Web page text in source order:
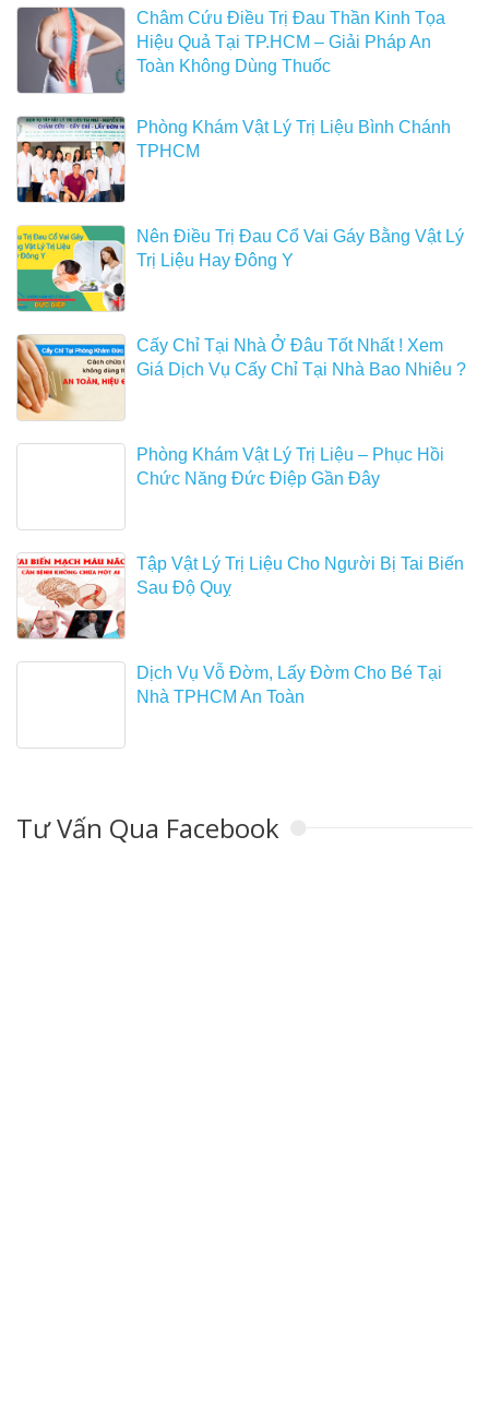
Châm Cứu Điều Trị Đau Thần Kinh Tọa
Hiệu Quả Tại TP.HCM – Giải Pháp An
Toàn Không Dùng Thuốc
Phòng Khám Vật Lý Trị Liệu Bình Chánh
TPHCM
Nên Điều Trị Đau Cổ Vai Gáy Bằng Vật Lý
Trị Liệu Hay Đông Y
Cấy Chỉ Tại Nhà Ở Đâu Tốt Nhất ! Xem
Giá Dịch Vụ Cấy Chỉ Tại Nhà Bao Nhiêu ?
Phòng Khám Vật Lý Trị Liệu – Phục Hồi
Chức Năng Đức Điệp Gần Đây
Tập Vật Lý Trị Liệu Cho Người Bị Tai Biến
Sau Độ Quỵ
Dịch Vụ Vỗ Đờm, Lấy Đờm Cho Bé Tại
Nhà TPHCM An Toàn
Tư Vấn Qua Facebook